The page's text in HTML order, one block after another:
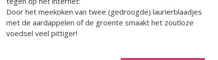
Door het meekoken van twee (gedroogde) laurierblaadjes
met de aardappelen of de groente smaakt het zoutloze
voedsel veel pittiger!